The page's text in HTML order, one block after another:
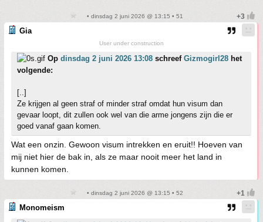
• dinsdag 2 juni 2026 @ 13:15 • 51
Gia
User under construction
Op dinsdag 2 juni 2026 13:08 schreef Gizmogirl28 het
volgende:
[..]
Ze krijgen al geen straf of minder straf omdat hun visum dan
gevaar loopt, dit zullen ook wel van die arme jongens zijn die er
goed vanaf gaan komen.
Wat een onzin. Gewoon visum intrekken en eruit!! Hoeven van
mij niet hier de bak in, als ze maar nooit meer het land in
kunnen komen.
• dinsdag 2 juni 2026 @ 13:15 • 52
Monomeism